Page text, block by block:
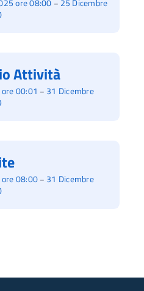
ore 08:00 – 25 Dicembre
00:01 – 31 Dicembre
Attività
08:00– 31 Dicembre